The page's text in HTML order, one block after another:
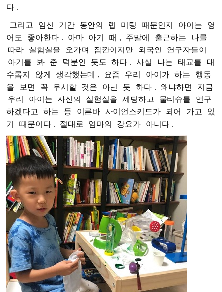
다 .
그리고 임신 기간 동안의 랩 미팅 때문인지 아이는
영
어도
좋아한다 . 아마 아기 때 , 주말에 출근하는
나를
따라
실험실을 오가며 잠깐이지만 외국인
연구자들이
아기를
봐 준 덕분인 듯도 하다 . 사실 나는 태교를
대
수롭지
않게 생각했는데 , 요즘 우리 아이가 하는
행동
을
보면 꼭 무시할 것은 아닌 듯 하다 . 왜냐하면
지금
우리
아이는 자신의 실험실을 세팅하고 물티슈를
연구
하겠다고
하는 등 이른바 사이언스키드가 되어 가고
있
기
때문이다 . 절대로 엄마의 강요가 아니다 .